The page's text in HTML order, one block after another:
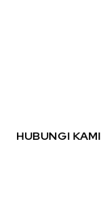
HUBUNGI KAMI